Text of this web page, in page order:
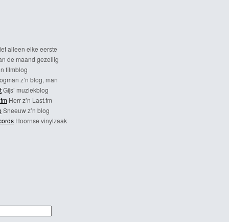
alleen elke eerste
de maand gezellig
filmblog
z’n blog, man
Gijs’ muziekblog
Herr z’n Last.fm
Sneeuw z’n blog
Hoornse vinylzaak